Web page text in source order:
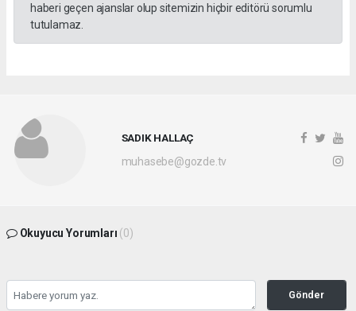
haberi geçen ajanslar olup sitemizin hiçbir editörü sorumlu
tutulamaz.
SADIK HALLAÇ
muhasebe@gozde.tv
Okuyucu Yorumları (0)
Gönder